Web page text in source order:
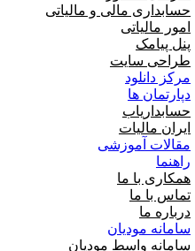
حسابداری مالی و مالیاتی
امور مالیاتی
پنل پیامک
طراحی سایت
مرکز دانلود
دپارتمان ها
حسابداریاب
ایران مالیات
مقالات آموزشی
راهنما
همکاری با ما
تماس با ما
درباره ما
سامانه مودیان
سامانه واسط مودیان